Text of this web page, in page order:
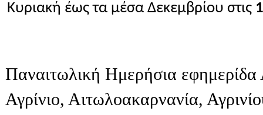
Κυριακή έως τα μέσα Δεκεμβρίου στις
Παναιτωλική Ημερήσια εφημερίδα
Αγρίνιο, Αιτωλοακαρνανία,